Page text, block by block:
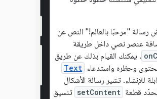
رسالة "مرحبًا بالعالم!" النص عن
عنصر نصي داخل طريقة
. يمكنك القيام بذلك عن طريق
وحظره واستدعاء Text
للإنشاء. تشير رسالة الأشكال
تحدّد قطعة setContent تنسيق